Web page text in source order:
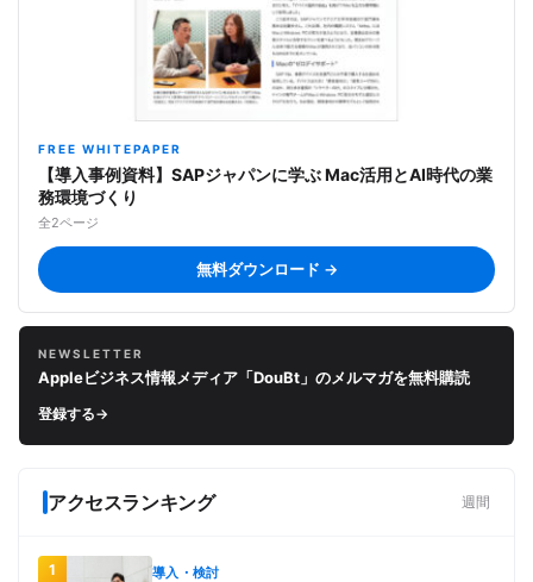
FREE WHITEPAPER
【導入事例資料】SAPジャパンに学ぶ Mac活用とAI時代の業
務環境づくり
全2ページ
無料ダウンロード →
NEWSLETTER
Appleビジネス情報メディア「DouBt」のメルマガを無料購読
登録する→
アクセスランキング 週間
1 導入・検討